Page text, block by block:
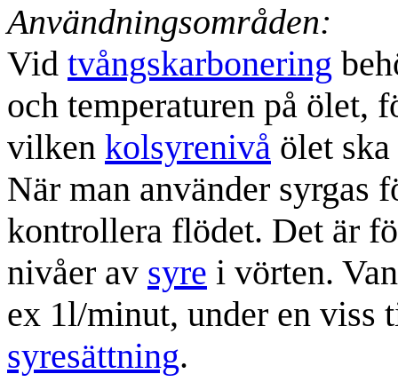
Användningsområden:
Vid tvångskarbonering
och temperaturen på ölet,
vilken kolsyrenivå ölet ska
När man använder syrgas
kontrollera flödet. Det är
nivåer av syre i vörten.
ex 1l/minut, under en viss
syresättning.